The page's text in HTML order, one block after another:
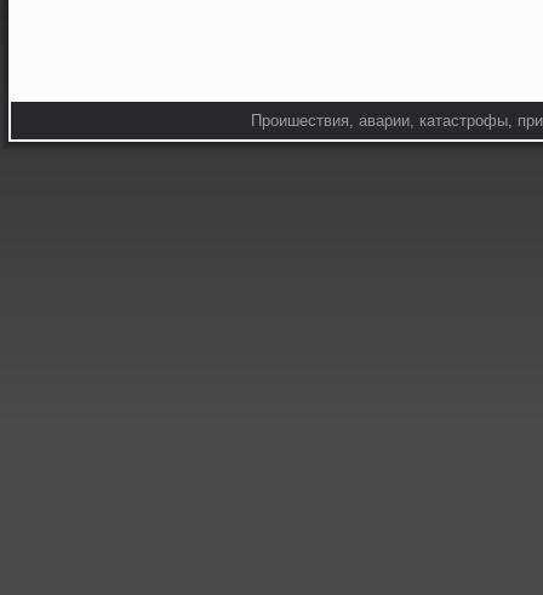
Проишествия, аварии, катастрофы,